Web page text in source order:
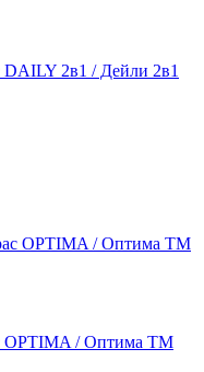
2в1 / Дейли 2в1
OPTIMA / Оптима ТМ